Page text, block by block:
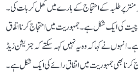
پر طلبہ کے احتجاج کے بارے میں کھل کر بات کی۔
کی ایک شکل ہے۔ جمہوریت میں احتجاج کرنا اتفاق
انہوں نے کہا کہ وہ یہ نہیں کہہ سکتے کہ جنریشن زیڈ
کرنا بھی جمہوریت میں اتفاق رائے کی ایک شکل ہے۔